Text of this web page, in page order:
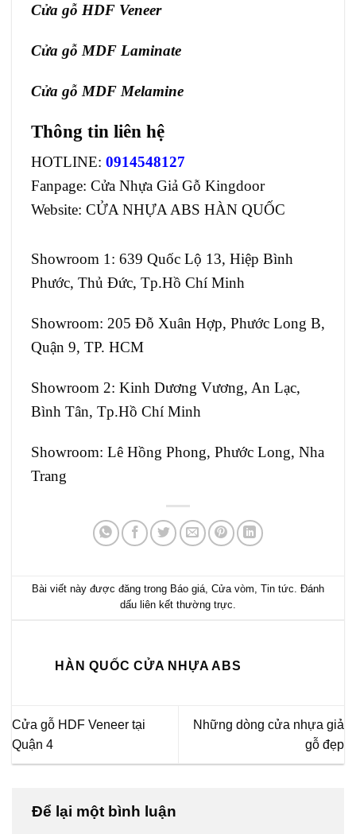
Cửa gỗ HDF Veneer
Cửa gỗ MDF Laminate
Cửa gỗ MDF Melamine
Thông tin liên hệ
HOTLINE: 0914548127
Fanpage: Cửa Nhựa Giả Gỗ Kingdoor
Website: CỬA NHỰA ABS HÀN QUỐC
Showroom 1: 639 Quốc Lộ 13, Hiệp Bình
Phước, Thủ Đức, Tp.Hồ Chí Minh
Showroom: 205 Đỗ Xuân Hợp, Phước Long B,
Quận 9, TP. HCM
Showroom 2: Kinh Dương Vương, An Lạc,
Bình Tân, Tp.Hồ Chí Minh
Showroom: Lê Hồng Phong, Phước Long, Nha
Trang
Bài viết này được đăng trong Báo giá, Cửa vòm, Tin tức. Đánh
dấu liên kết thường trực.
HÀN QUỐC CỬA NHỰA ABS
Cửa gỗ HDF Veneer tại
Quận 4
Những dòng cửa nhựa giả
gỗ đẹp
Để lại một bình luận